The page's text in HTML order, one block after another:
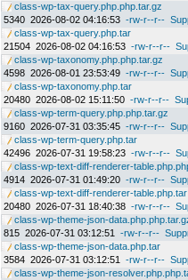
class-wp-tax-query.php.php.tar.gz
5340 2026-08-02 04:16:53 -rw-r--r--
class-wp-tax-query.php.tar
21504 2026-08-02 04:16:53 -rw-r--r--
class-wp-taxonomy.php.php.tar.gz
4598 2026-08-01 23:53:49 -rw-r--r--
class-wp-taxonomy.php.tar
20480 2026-08-02 15:11:50 -rw-r--r--
class-wp-term-query.php.php.tar.gz
9160 2026-07-31 03:35:45 -rw-r--r--
class-wp-term-query.php.tar
42496 2026-07-31 19:58:23 -rw-r--r--
class-wp-text-diff-renderer-
4914 2026-07-31 01:49:20 -rw-r--r--
class-wp-text-diff-renderer-table.php.tar
20480 2026-07-31 18:40:38 -rw-r--r--
class-wp-theme-json-
815 2026-07-31 03:12:51 -rw-r--r--
class-wp-theme-json-data.php.tar
3584 2026-07-31 03:12:51 -rw-r--r--
class-wp-theme-json-